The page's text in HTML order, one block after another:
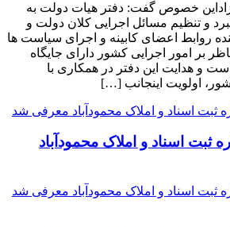
خصوص گفت: دفتر هیات دولت به
و تنظیم مسائل اجرایی کلان دولت و
روابط اعضای کابینه و اجرای سیاست ها
بر امور اجرایی کشور دارای جایگاه
و هدایت این دفتر در همکاری با
اولویت اینجانب […]
ثبت اسناد و املاک محمودآباد